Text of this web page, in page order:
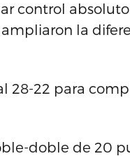
control
la
28-22 para
doble de 20